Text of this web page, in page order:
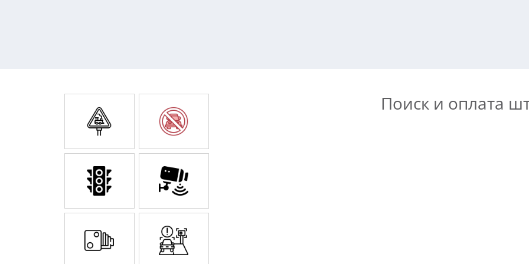
Поиск и оплата